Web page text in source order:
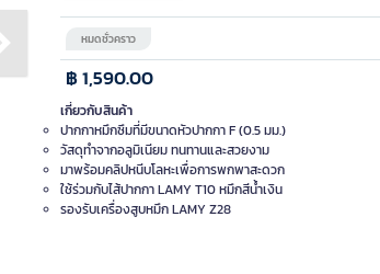
Next slide
หมดชั่วคราว
฿ 1,590.00
เกี่ยวกับสินค้า
ปากกาหมึกซึมที่มีขนาดหัวปากกา F (0.5 มม.)
วัสดุทำจากอลูมิเนียม ทนทานและสวยงาม
มาพร้อมคลิปหนีบโลหะเพื่อการพกพาสะดวก
ใช้ร่วมกับไส้ปากกา LAMY T10 หมึกสีน้ำเงิน
รองรับเครื่องสูบหมึก LAMY Z28